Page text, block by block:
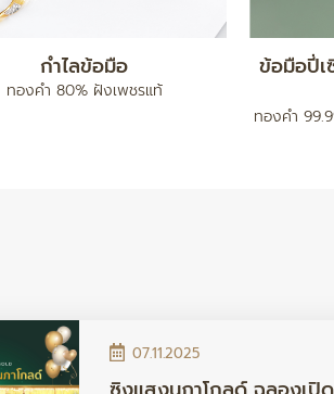
ทองคำแท่ง 5 บาท
ทองคำ 96.5% น้ำหนัก 5 บาท
กำไ
ทอง
07.11.2025